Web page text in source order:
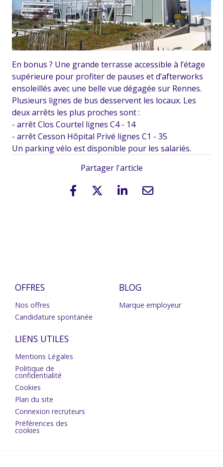
En bonus ? Une grande terrasse accessible à l’étage
supérieure pour profiter de pauses et d’afterworks
ensoleillés avec une belle vue dégagée sur Rennes.
Plusieurs lignes de bus desservent les locaux. Les
deux arrêts les plus proches sont :
- arrêt Clos Courtel lignes C4 - 14
- arrêt Cesson Hôpital Privé lignes C1 - 35
Un parking vélo est disponible pour les salariés.
Partager l'article
OFFRES
Nos offres
Candidature spontanée
BLOG
Marque employeur
LIENS UTILES
Mentions Légales
Politique de
confidentialité
Cookies
Plan du site
Connexion recruteurs
Préférences des
cookies